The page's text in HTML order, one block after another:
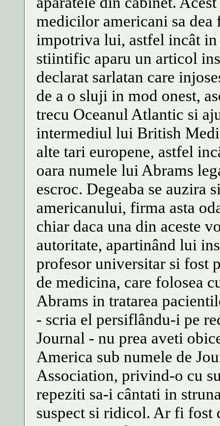
medicilor americani sa
impotriva lui, astfel incât in
stiintific aparu un articol
declarat sarlatan care
de a o sluji in mod onest,
trecu Oceanul Atlantic si
intermediul lui British
alte tari europene, astfel
oara numele lui Abrams
escroc. Degeaba se auzira
americanului, firma asta
chiar daca una din aceste
autoritate, apartinând lui
profesor universitar si fost
de medicina, care folosea
Abrams in tratarea
- scria el persiflându-i pe
Journal - nu prea aveti
America sub numele de
Association, privind-o cu
repeziti sa-i cântati in
suspect si ridicol. Ar fi fost